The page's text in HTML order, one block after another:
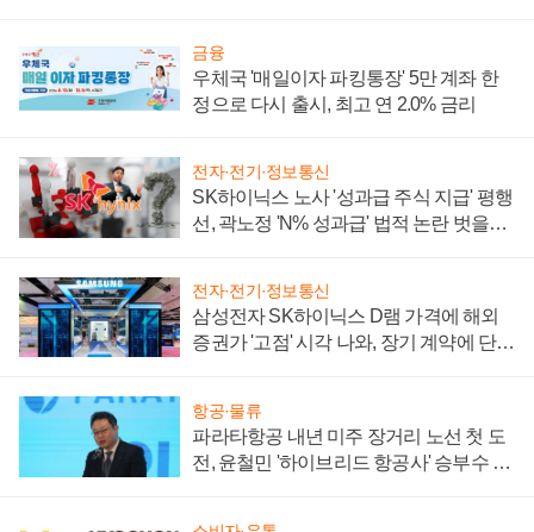
금융
우체국 '매일이자 파킹통장' 5만 계좌 한
정으로 다시 출시, 최고 연 2.0% 금리
전자·전기·정보통신
SK하이닉스 노사 '성과급 주식 지급' 평행
선, 곽노정 'N% 성과급' 법적 논란 벗을지
전자·전기·정보통신
삼성전자 SK하이닉스 D램 가격에 해외
증권가 '고점' 시각 나와, 장기 계약에 단점
항공·물류
파라타항공 내년 미주 장거리 노선 첫 도
전, 윤철민 '하이브리드 항공사' 승부수 통